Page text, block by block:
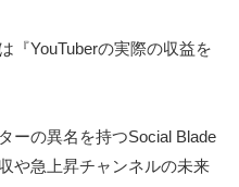
YouTuberの実際の収益を
ーの異名を持つSocial Blade
や急上昇チャンネルの未来